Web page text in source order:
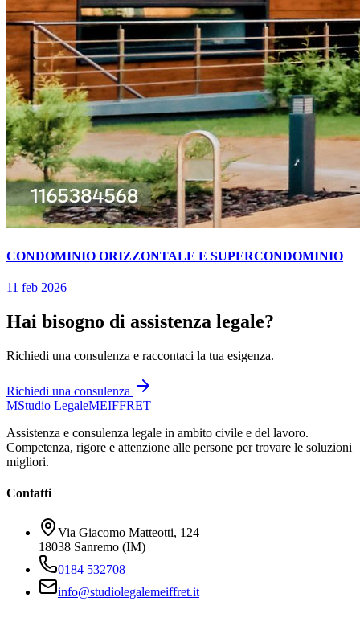
CONDOMINIO ORIZZONTALE E SUPERCONDOMINIO
11 feb 2026
Hai bisogno di assistenza legale?
Richiedi una consulenza e raccontaci la tua esigenza.
Richiedi una consulenza
MStudio LegaleMEIFFRET
Assistenza e consulenza legale in ambito civile e del lavoro.
Competenza, rigore e attenzione alle persone per trovare le soluzioni
migliori.
Contatti
Via Giacomo Matteotti, 124
18038 Sanremo (IM)
0184 532708
info@studiolegalemeiffret.it